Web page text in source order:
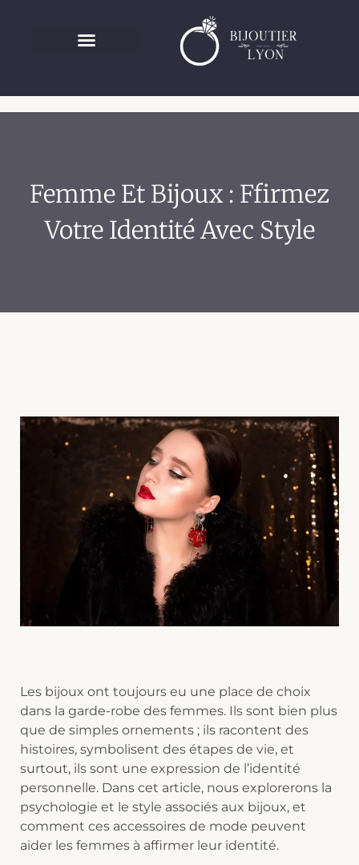
Femme Et Bijoux : Ffirmez
Votre Identité Avec Style
Les bijoux ont toujours eu une place de choix
dans la garde-robe des femmes. Ils sont bien plus
que de simples ornements ; ils racontent des
histoires, symbolisent des étapes de vie, et
surtout, ils sont une expression de l’identité
personnelle. Dans cet article, nous explorerons la
psychologie et le style associés aux bijoux, et
comment ces accessoires de mode peuvent
aider les femmes à affirmer leur identité.